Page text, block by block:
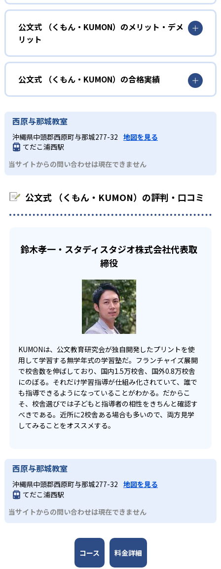
確実に100点が取れるレベルから少しずつ難易度を上げてい
しさを経験できる。
KUMONの教材は、簡単な問題から高度な問題へと、スモー
ルステップで進んでいけるよう工夫されている。このスタ
イルは子どもの学習意欲をかき立てるため、教えてもらう
という受け身の姿勢ではなく、自ら進んで学ぶ姿勢を身に
つけられるだろう。
また、自学学習スタイルで学ぶ子どもたちは、自らの学習
課題に気がつくようになる。学年を超えた範囲も学習でき
るため、早い時期から高校教材に進む生徒もいる。
03 フレキシブルな受講スタイル
でも週2回受講できる。そのため、部活や他の習い事で忙し
らのオンライン受講と通室を組み合わせることも可能だ。
幼児
小学校に入る準備をしたい幼児向け
KUMONでは細かいステップに分かれた教材で、わかる楽し
さを経験しながら無理なく力を高めていける。
性格や学習への取り組み姿勢に合わせて内容も調整するた
め、小学校に入ってもつまずきにくい学力を身につけられ
るだろう。
中学に向けて苦手教科を克服したい子ども向け
KUMONでは経験豊富な先生が、子どものやる気を引き出せ
るよう適切なヒントを与えたり、声かけをしたりしてい
少しずつ苦手意識を克服できるだろう。
部活や習い事と両立したい生徒向け
KUMONでは、一人ひとりの学習状況やスケジュールに合わ
宿題の量や進め方に関しては、いつでも気軽に相談可能
だ。
公文式 （くもん・KUMON）のメリット・デメ
リット
どんなメリットがある？
KUMONでは自学自習スタイルで勉強するため、集中力や目
標に向かって頑張りやり抜く力を育むことができる。ま
た、年齢や学年にとらわれずに自分の学力に相応したレベ
ルから学習できるため、難しすぎてやる気を損ねたり、簡
単すぎて退屈することもない。
どんなデメリットがある？
KUMONでは、中高生のクラスでも数学・英語・国語の3教
科に限られるため、その他の教科に関しては他塾を検討す
る必要があるだろう。
公文式 （くもん・KUMON）の合格実績
KUMONは、公式サイトでは合格実績は公開していない。志
望校への実績があるかどうかは、通う予定の教室に問い合
わせたい。
西原与那城教室
沖縄県中頭郡西原町与那城277-32 地図を見る
てだこ浦西駅
当サイトからの問い合わせは現在できません
公文式 （くもん・KUMON）の評判・口コミ
鈴木孝一・スタディスタジオ株式会社代表取
締役
KUMONは、公文教育研究会が独自開発したプリントを使
用して学習する無学年式の学習塾だ。フランチャイズ展開
で校舎数を伸ばしており、国内1.5万校舎、国外0.8万校舎
にのぼる。それだけ学習指導が仕組み化されていて、誰で
も指導できるようになっていることがわかる。だからこ
そ、校舎選びでは子どもと指導者の相性をきちんと確認す
べきである。近所に2校舎ある場合も多いので、両方見学
してみることをオススメする。
西原与那城教室
沖縄県中頭郡西原町与那城277-32 地図を見る
てだこ浦西駅
当サイトからの問い合わせは現在できません
コース 料金詳細